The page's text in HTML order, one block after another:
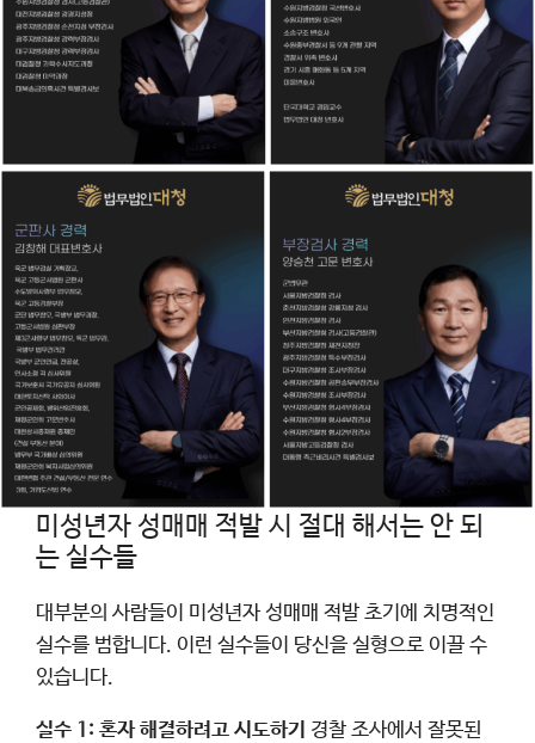
미성년자 성매매 적발 시 절대 해서는 안 되
는 실수들
대부분의 사람들이 미성년자 성매매 적발 초기에 치명적인
실수를 범합니다. 이런 실수들이 당신을 실형으로 이끌 수
있습니다.
실수 1: 혼자 해결하려고 시도하기 경찰 조사에서 잘못된